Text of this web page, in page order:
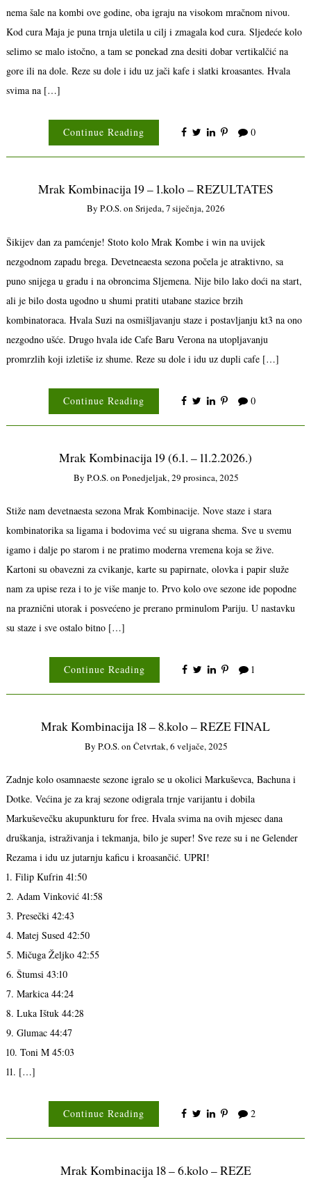
nema šale na kombi ove godine, oba igraju na visokom mračnom nivou.
Kod cura Maja je puna trnja uletila u cilj i zmagala kod cura. Sljedeće kolo
selimo se malo istočno, a tam se ponekad zna desiti dobar vertikalčić na
gore ili na dole. Reze su dole i idu uz jači kafe i slatki kroasantes. Hvala
svima na […]
Continue Reading 0
Mrak Kombinacija 19 – 1.kolo – REZULTATES
By P.o.s.on Srijeda, 7 siječnja, 2026
Šikijev dan za pamćenje! Stoto kolo Mrak Kombe i win na uvijek
nezgodnom zapadu brega. Devetneaesta sezona počela je atraktivno, sa
puno snijega u gradu i na obroncima Sljemena. Nije bilo lako doći na start,
ali je bilo dosta ugodno u shumi pratiti utabane stazice brzih
kombinatoraca. Hvala Suzi na osmišljavanju staze i postavljanju kt3 na ono
nezgodno ušće. Drugo hvala ide Cafe Baru Verona na utopljavanju
promrzlih koji izletiše iz shume. Reze su dole i idu uz dupli cafe […]
Continue Reading 0
Mrak Kombinacija 19 (6.1. – 11.2.2026.)
By P.o.s. on Ponedjeljak, 29 prosinca, 2025
Stiže nam devetnaesta sezona Mrak Kombinacije. Nove staze i stara
kombinatorika sa ligama i bodovima već su uigrana shema. Sve u svemu
igamo i dalje po starom i ne pratimo moderna vremena koja se žive.
Kartoni su obavezni za cvikanje, karte su papirnate, olovka i papir služe
nam za upise reza i to je više manje to. Prvo kolo ove sezone ide popodne
na praznični utorak i posvećeno je prerano prminulom Pariju. U nastavku
su staze i sve ostalo bitno […]
Continue Reading 1
Mrak Kombinacija 18 – 8.kolo – REZE FINAL
By P.o.s.on Četvrtak, 6 veljače, 2025
Zadnje kolo osamnaeste sezone igralo se u okolici Markuševca, Bachuna i
Dotke. Većina je za kraj sezone odigrala trnje varijantu i dobila
Markuševečku akupunkturu for free. Hvala svima na ovih mjesec dana
druškanja, istraživanja i tekmanja, bilo je super! Sve reze su i ne Gelender
Rezama i idu uz jutarnju kaficu i kroasančić. UPRI!
1. Filip Kufrin 41:50
2. Adam Vinković 41:58
3. Presečki 42:43
4. Matej Sused 42:50
5. Mičuga Željko 42:55
6. Štumsi 43:10
7. Markica 44:24
8. Luka Ištuk 44:28
9. Glumac 44:47
10. Toni M 45:03
11. […]
Continue Reading 2
Mrak Kombinacija 18 – 6.kolo – REZE